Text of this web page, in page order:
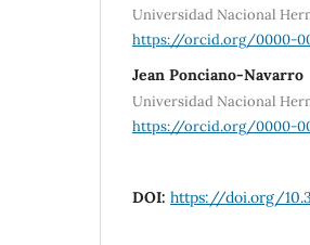
Universidad Nacional
https://orcid.org/0000-
Jean Ponciano-Navarro
Universidad Nacional
https://orcid.org/0000-
DOI: https://doi.org/